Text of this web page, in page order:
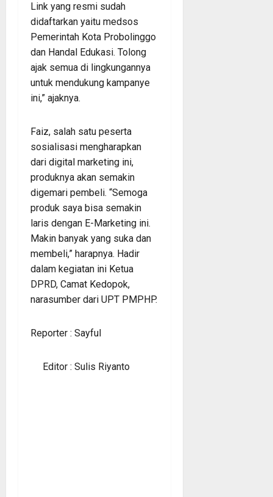
Link yang resmi sudah
didaftarkan yaitu medsos
Pemerintah Kota Probolinggo
dan Handal Edukasi. Tolong
ajak semua di lingkungannya
untuk mendukung kampanye
ini,” ajaknya.
Faiz, salah satu peserta
sosialisasi mengharapkan
dari digital marketing ini,
produknya akan semakin
digemari pembeli. “Semoga
produk saya bisa semakin
laris dengan E-Marketing ini.
Makin banyak yang suka dan
membeli,” harapnya. Hadir
dalam kegiatan ini Ketua
DPRD, Camat Kedopok,
narasumber dari UPT PMPHP.
Reporter : Sayful
Editor : Sulis Riyanto